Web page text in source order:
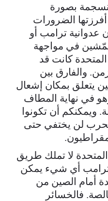
بصورة
أفرزتها الضرورات
عدوانية ترامب أو
في مواجهة
المتحدة كانت قد
والفارق بين
يتعلق بمكان إشعال
في نهاية المطاف
ويمكنكم أن تكونوا
لن يختفي حتى
المتحدة لا تملك طريق
أي شيء يمكن
أمام الصين من
فالخسائر